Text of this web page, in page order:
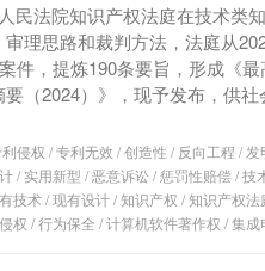
民法院知识产权法庭在技术类
理思路和裁判方法，法庭从
件，提炼190条要旨，形成《
（2024）》，现予发布，供
侵权 /专利无效 /创造性 / 反向工程 / 发
/ 实用新型 /恶意诉讼/惩罚性赔偿/技
技术/现有设计/知识产权 /知识产权法
权 /行为保全 /计算机软件著作权 /集成